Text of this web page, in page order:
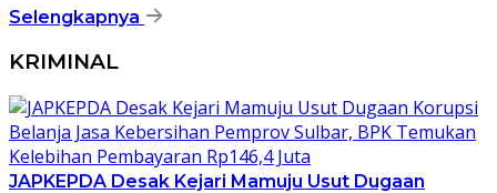
Selengkapnya
KRIMINAL
JAPKEPDA Desak Kejari Mamuju Usut Dugaan